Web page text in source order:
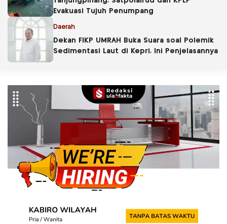
Evakuasi Tujuh Penumpang
Daerah
Dekan FIKP UMRAH Buka Suara soal Polemik
Sedimentasi Laut di Kepri, Ini Penjelasannya